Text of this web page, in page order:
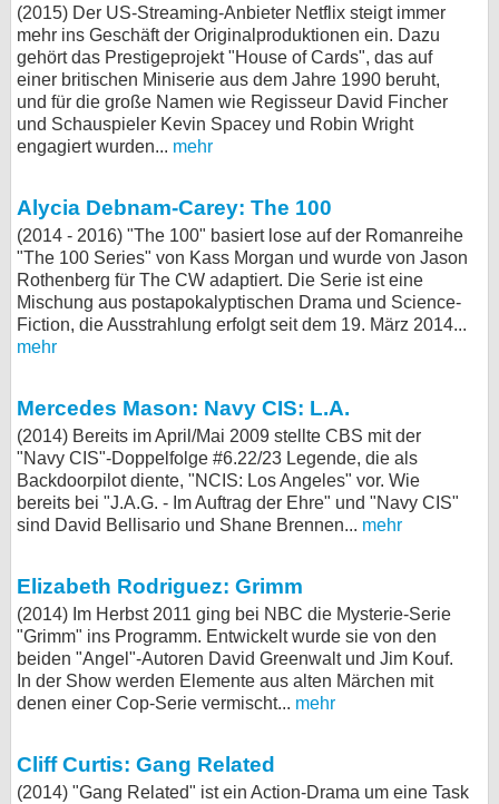
(2015) Der US-Streaming-Anbieter Netflix steigt immer
mehr ins Geschäft der Originalproduktionen ein. Dazu
gehört das Prestigeprojekt "House of Cards", das auf
einer britischen Miniserie aus dem Jahre 1990 beruht,
und für die große Namen wie Regisseur David Fincher
und Schauspieler Kevin Spacey und Robin Wright
engagiert wurden... mehr
Alycia Debnam-Carey: The 100
(2014 - 2016) "The 100" basiert lose auf der Romanreihe
"The 100 Series" von Kass Morgan und wurde von Jason
Rothenberg für The CW adaptiert. Die Serie ist eine
Mischung aus postapokalyptischen Drama und Science-
Fiction, die Ausstrahlung erfolgt seit dem 19. März 2014...
mehr
Mercedes Mason: Navy CIS: L.A.
(2014) Bereits im April/Mai 2009 stellte CBS mit der
"Navy CIS"-Doppelfolge #6.22/23 Legende, die als
Backdoorpilot diente, "NCIS: Los Angeles" vor. Wie
bereits bei "J.A.G. - Im Auftrag der Ehre" und "Navy CIS"
sind David Bellisario und Shane Brennen... mehr
Elizabeth Rodriguez: Grimm
(2014) Im Herbst 2011 ging bei NBC die Mysterie-Serie
"Grimm" ins Programm. Entwickelt wurde sie von den
beiden "Angel"-Autoren David Greenwalt und Jim Kouf.
In der Show werden Elemente aus alten Märchen mit
denen einer Cop-Serie vermischt... mehr
Cliff Curtis: Gang Related
(2014) "Gang Related" ist ein Action-Drama um eine Task